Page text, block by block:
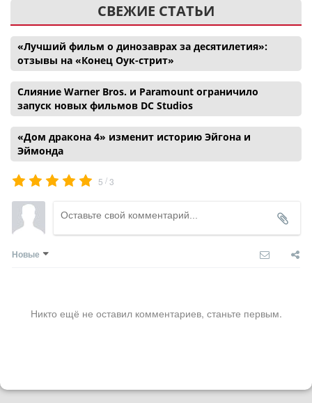
СВЕЖИЕ СТАТЬИ
«Лучший фильм о динозаврах за десятилетия»:
отзывы на «Конец Оук-стрит»
Слияние Warner Bros. и Paramount ограничило
запуск новых фильмов DC Studios
«Дом дракона 4» изменит историю Эйгона и
Эймонда
5 /3
Новые
Никто ещё не оставил комментариев, станьте первым.